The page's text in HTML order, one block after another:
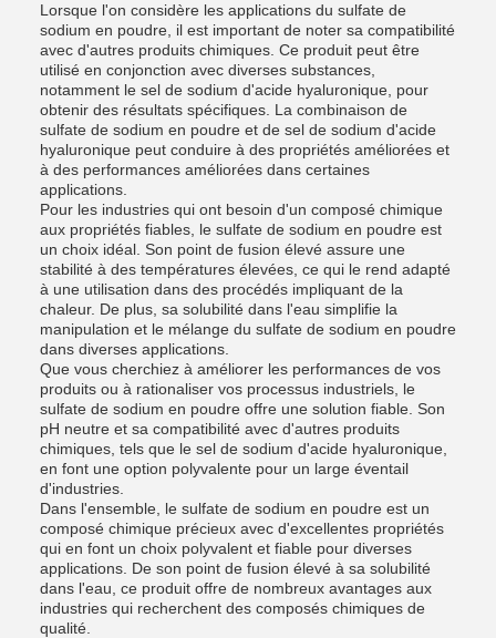
Lorsque l'on considère les applications du sulfate de
sodium en poudre, il est important de noter sa compatibilité
avec d'autres produits chimiques. Ce produit peut être
utilisé en conjonction avec diverses substances,
notamment le sel de sodium d'acide hyaluronique, pour
obtenir des résultats spécifiques. La combinaison de
sulfate de sodium en poudre et de sel de sodium d'acide
hyaluronique peut conduire à des propriétés améliorées et
à des performances améliorées dans certaines
applications.
Pour les industries qui ont besoin d'un composé chimique
aux propriétés fiables, le sulfate de sodium en poudre est
un choix idéal. Son point de fusion élevé assure une
stabilité à des températures élevées, ce qui le rend adapté
à une utilisation dans des procédés impliquant de la
chaleur. De plus, sa solubilité dans l'eau simplifie la
manipulation et le mélange du sulfate de sodium en poudre
dans diverses applications.
Que vous cherchiez à améliorer les performances de vos
produits ou à rationaliser vos processus industriels, le
sulfate de sodium en poudre offre une solution fiable. Son
pH neutre et sa compatibilité avec d'autres produits
chimiques, tels que le sel de sodium d'acide hyaluronique,
en font une option polyvalente pour un large éventail
d'industries.
Dans l'ensemble, le sulfate de sodium en poudre est un
composé chimique précieux avec d'excellentes propriétés
qui en font un choix polyvalent et fiable pour diverses
applications. De son point de fusion élevé à sa solubilité
dans l'eau, ce produit offre de nombreux avantages aux
industries qui recherchent des composés chimiques de
qualité.